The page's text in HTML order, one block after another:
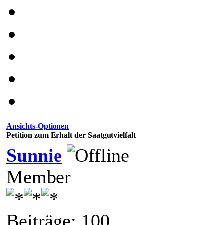
Ansichts-Optionen
Petition zum Erhalt der Saatgutvielfalt
Sunnie
Member
Beiträge: 100